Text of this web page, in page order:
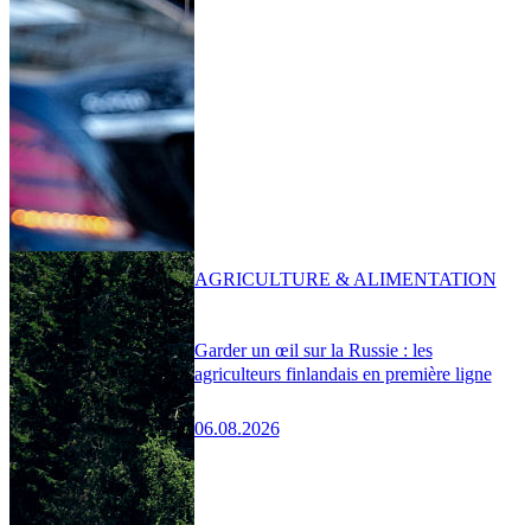
Garder un œil sur la Russie : les
agriculteurs finlandais en première ligne
06.08.2026
AGRICULTURE & ALIMENTATION